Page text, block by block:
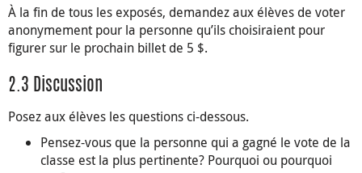
À la fin de tous les exposés, demandez aux élèves de voter
anonymement pour la personne qu’ils choisiraient pour
figurer sur le prochain billet de 5 $.
2.3 Discussion
Posez aux élèves les questions ci-dessous.
Pensez-vous que la personne qui a gagné le vote de la
classe est la plus pertinente? Pourquoi ou pourquoi